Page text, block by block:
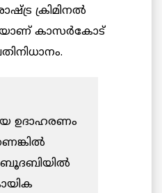
ക്രിമിനൽ
കാസര്‍കോട്
ഉദാഹരണം